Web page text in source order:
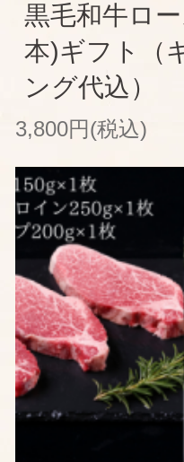
黒毛和牛ロ
本)ギフト（
ング代込）
3,800円(税込)